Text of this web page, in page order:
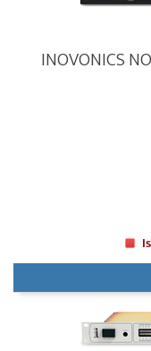
INOVONICS